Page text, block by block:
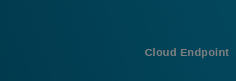
Cloud Endpoint